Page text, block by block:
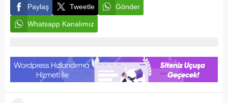
Paylaş Tweetle Gönder
Whatsapp Kanalımız